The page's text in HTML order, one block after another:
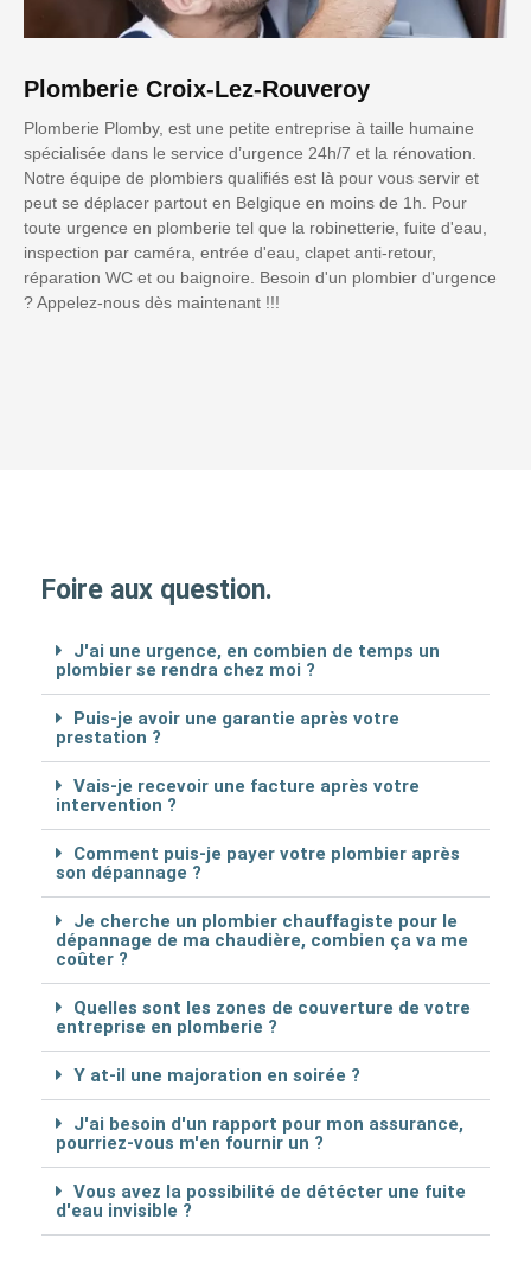
Plomberie Croix-Lez-Rouveroy
Plomberie Plomby, est une petite entreprise à taille humaine
spécialisée dans le service d’urgence 24h/7 et la rénovation.
Notre équipe de plombiers qualifiés est là pour vous servir et
peut se déplacer partout en Belgique en moins de 1h. Pour
toute urgence en plomberie tel que la robinetterie, fuite d'eau,
inspection par caméra, entrée d'eau, clapet anti-retour,
réparation WC et ou baignoire. Besoin d'un plombier d'urgence
? Appelez-nous dès maintenant !!!
Foire aux question.
J'ai une urgence, en combien de temps un
plombier se rendra chez moi ?
Puis-je avoir une garantie après votre
prestation ?
Vais-je recevoir une facture après votre
intervention ?
Comment puis-je payer votre plombier après
son dépannage ?
Je cherche un plombier chauffagiste pour le
dépannage de ma chaudière, combien ça va me
coûter ?
Quelles sont les zones de couverture de votre
entreprise en plomberie ?
Y at-il une majoration en soirée ?
J'ai besoin d'un rapport pour mon assurance,
pourriez-vous m'en fournir un ?
Vous avez la possibilité de détécter une fuite
d'eau invisible ?